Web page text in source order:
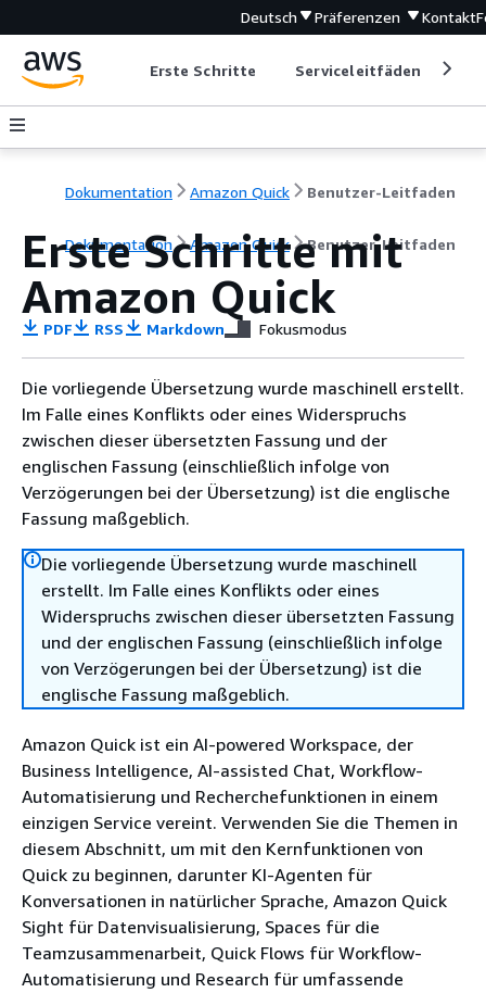
Deutsch Präferenzen Kontakt
Erste Schritte Serviceleitfäden
Dokumentation Amazon Quick Benutzer-Leitfaden
Dokumentation Amazon Quick Benutzer-Leitfaden
Erste Schritte mit
Amazon Quick
PDF RSS Markdown Fokusmodus
Die vorliegende Übersetzung wurde maschinell erstellt.
Im Falle eines Konflikts oder eines Widerspruchs
zwischen dieser übersetzten Fassung und der
englischen Fassung (einschließlich infolge von
Verzögerungen bei der Übersetzung) ist die englische
Fassung maßgeblich.
Die vorliegende Übersetzung wurde maschinell
erstellt. Im Falle eines Konflikts oder eines
Widerspruchs zwischen dieser übersetzten Fassung
und der englischen Fassung (einschließlich infolge
von Verzögerungen bei der Übersetzung) ist die
englische Fassung maßgeblich.
Amazon Quick ist ein AI-powered Workspace, der
Business Intelligence, AI-assisted Chat, Workflow-
Automatisierung und Recherchefunktionen in einem
einzigen Service vereint. Verwenden Sie die Themen in
diesem Abschnitt, um mit den Kernfunktionen von
Quick zu beginnen, darunter KI-Agenten für
Konversationen in natürlicher Sprache, Amazon Quick
Sight für Datenvisualisierung, Spaces für die
Teamzusammenarbeit, Quick Flows für Workflow-
Automatisierung und Research für umfassende